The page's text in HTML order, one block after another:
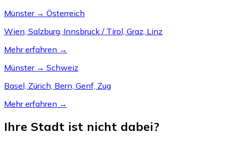
Münster → Österreich
Wien, Salzburg, Innsbruck / Tirol, Graz, Linz
Mehr erfahren →
Münster → Schweiz
Basel, Zürich, Bern, Genf, Zug
Mehr erfahren →
Ihre Stadt ist nicht dabei?